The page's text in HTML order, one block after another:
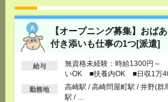
【オープニング募集】おば
付き添いも仕事の1つ[派遣]
給与
無資格未経験：時給1300円～
いOK ■扶養内OK ■日収1万
以上
勤務地
高崎駅 / 高崎問屋町駅 / 井野(群
駅 / …
[交通費]交通費全額支給（ガソリン代もOK！
[勤務地]高崎駅/高崎問屋町駅/井野(群馬県)
入浴ナシ＊夜勤でゆったり見守りだ
なく働ける[派遣]
日収3.1万円～（日勤時給1750円）
収例25.2万円～（夜勤月8回勤務の場合）